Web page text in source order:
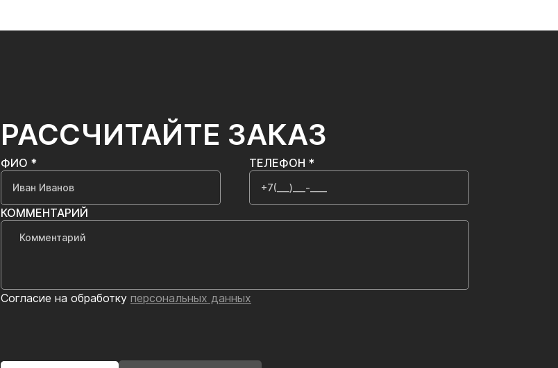
РАССЧИТАЙТЕ ЗАКАЗ
ФИО * ТЕЛЕФОН *
КОММЕНТАРИЙ
Согласие на обработку персональных данных